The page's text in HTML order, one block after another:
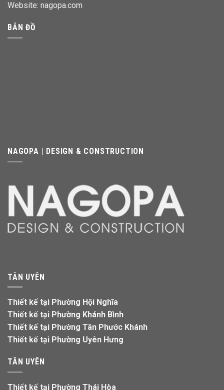
Website: nagopa.com
BẢN ĐỒ
NAGOPA | DESIGN & CONSTRUCTION
TÂN UYÊN
Thiết kế tại Phường Hội Nghĩa
Thiết kế tại Phường Khánh Bình
Thiết kế tại Phường Tân Phước Khánh
Thiết kế tại Phường Uyên Hưng
TÂN UYÊN
Thiết kế tại Phường Thái Hòa